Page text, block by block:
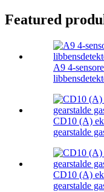
Featured
A9 4-
CD10 (A)
gearstalde
CD10 (A)
gearstalde